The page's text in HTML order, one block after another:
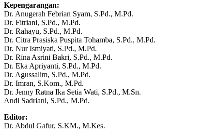
Kepengarangan:
Dr. Anugerah Febrian Syam, S.Pd., M.Pd.
Dr. Fitriani, S.Pd., M.Pd.
Dr. Rahayu, S.Pd., M.Pd.
Dr. Citra Prasiska Puspita Tohamba, S.Pd., M.Pd.
Dr. Nur Ismiyati, S.Pd., M.Pd.
Dr. Rina Asrini Bakri, S.Pd., M.Pd.
Dr. Eka Apriyanti, S.Pd., M.Pd.
Dr. Agussalim, S.Pd., M.Pd.
Dr. Imran, S.Kom., M.Pd.
Dr. Jenny Ratna Ika Setia Wati, S.Pd., M.Sn.
Andi Sadriani, S.Pd., M.Pd.
Editor:
Dr. Abdul Gafur, S.KM., M.Kes.